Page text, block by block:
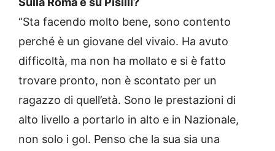
“Sta facendo molto bene, sono contento
perché è un giovane del vivaio. Ha avuto
difficoltà, ma non ha mollato e si è fatto
trovare pronto, non è scontato per un
ragazzo di quell’età. Sono le prestazioni di
alto livello a portarlo in alto e in Nazionale,
non solo i gol. Penso che la sua sia una